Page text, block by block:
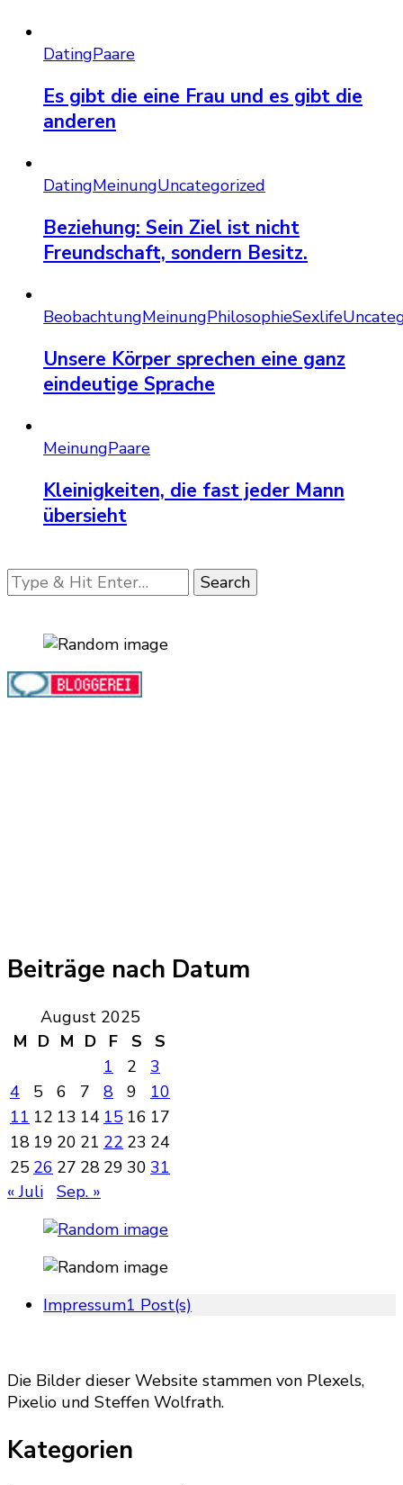
DatingPaare
Es gibt die eine Frau und es gibt die
anderen
DatingMeinungUncategorized
Beziehung: Sein Ziel ist nicht
Freundschaft, sondern Besitz.
BeobachtungMeinungPhilosophieSexlife
Unsere Körper sprechen eine ganz
eindeutige Sprache
MeinungPaare
Kleinigkeiten, die fast jeder Mann
übersieht
Looking
for
Beiträge nach Datum
August 2025
M D M D F S
S
1
2
3
4
5 6 7 8 9
10
11 12 13 14 15 16 17
18 19 20 21 22 23 24
25 26 27 28 29 30 31
« Juli
Sep. »
Impressum1 Post(s)
Die Bilder dieser Website stammen von Plexels,
Pixelio und Steffen Wolfrath.
Kategorien